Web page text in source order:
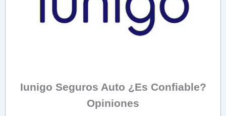
Iunigo Seguros Auto ¿Es Confiable?
Opiniones